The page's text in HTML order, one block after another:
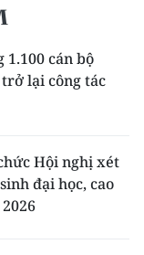
1.100 cán bộ
lại công tác
Hội nghị xét
đại học, cao